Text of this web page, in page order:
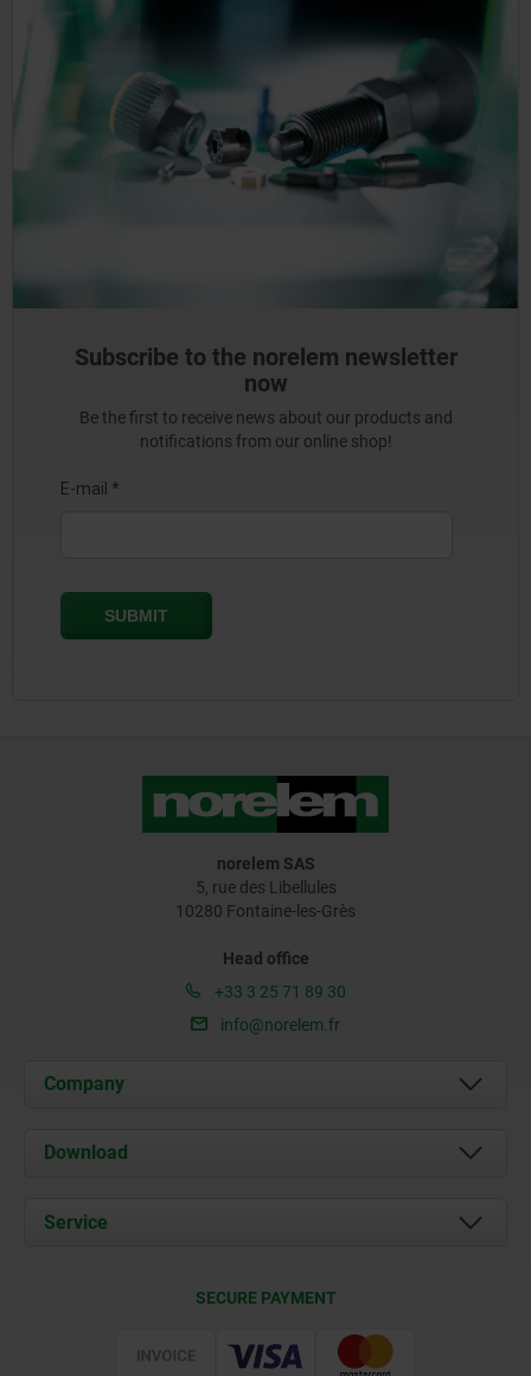
Subscribe to the norelem newsletter
now
Be the first to receive news about our products and
notifications from our online shop!
norelem SAS
5, rue des Libellules
10280 Fontaine-les-Grès
Head office
+33 3 25 71 89 30
info@norelem.fr
Company
About us
Contact
Download
Service
SECURE PAYMENT